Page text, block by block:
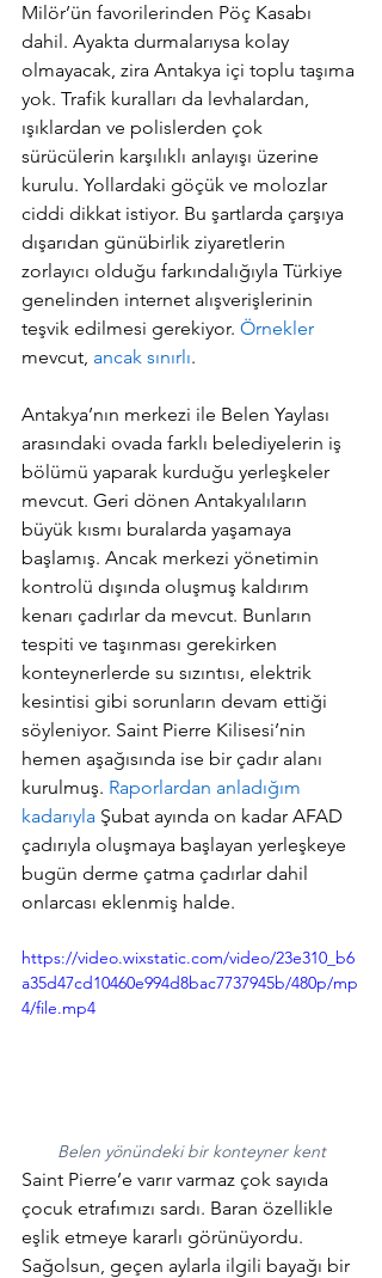
Milör’ün favorilerinden Pöç Kasabı
dahil. Ayakta durmalarıysa kolay
olmayacak, zira Antakya içi toplu taşıma
yok. Trafik kuralları da levhalardan,
ışıklardan ve polislerden çok
sürücülerin karşılıklı anlayışı üzerine
kurulu. Yollardaki göçük ve molozlar
ciddi dikkat istiyor. Bu şartlarda çarşıya
dışarıdan günübirlik ziyaretlerin
zorlayıcı olduğu farkındalığıyla Türkiye
genelinden internet alışverişlerinin
teşvik edilmesi gerekiyor. Örnekler
mevcut, ancak sınırlı.
Antakya’nın merkezi ile Belen Yaylası
arasındaki ovada farklı belediyelerin iş
bölümü yaparak kurduğu yerleşkeler
mevcut. Geri dönen Antakyalıların
büyük kısmı buralarda yaşamaya
başlamış. Ancak merkezi yönetimin
kontrolü dışında oluşmuş kaldırım
kenarı çadırlar da mevcut. Bunların
tespiti ve taşınması gerekirken
konteynerlerde su sızıntısı, elektrik
kesintisi gibi sorunların devam ettiği
söyleniyor. Saint Pierre Kilisesi’nin
hemen aşağısında ise bir çadır alanı
kurulmuş. Raporlardan anladığım
kadarıyla Şubat ayında on kadar AFAD
çadırıyla oluşmaya başlayan yerleşkeye
bugün derme çatma çadırlar dahil
onlarcası eklenmiş halde.
https://video.wixstatic.com/video/23e310_b6
a35d47cd10460e994d8bac7737945b/480p/mp
4/file.mp4
Belen yönündeki bir konteyner kent
Saint Pierre’e varır varmaz çok sayıda
çocuk etrafımızı sardı. Baran özellikle
eşlik etmeye kararlı görünüyordu.
Sağolsun, geçen aylarla ilgili bayağı bir